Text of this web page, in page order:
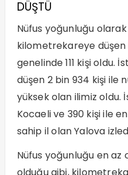
DÜŞTÜ
Nüfus yoğunluğu
kilometrekareye düşen
genelinde 111 kişi oldu.
düşen 2 bin 934 kişi ile
yüksek olan ilimiz oldu.
Kocaeli ve 390 kişi ile
sahip il olan Yalova
Nüfus yoğunluğu en az